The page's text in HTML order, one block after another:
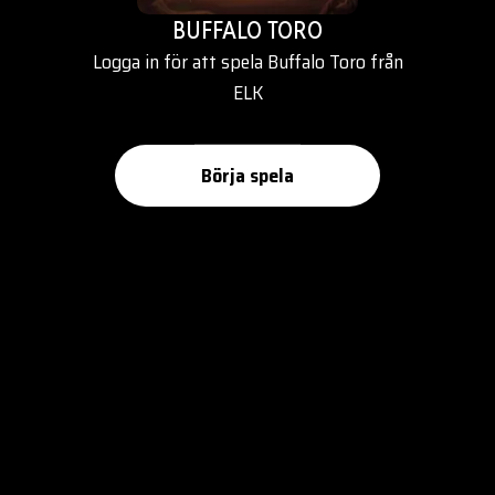
BUFFALO TORO
Logga in för att spela Buffalo Toro från
ELK
Börja spela